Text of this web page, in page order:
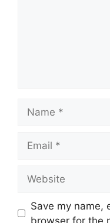
Save my name,
browser for the